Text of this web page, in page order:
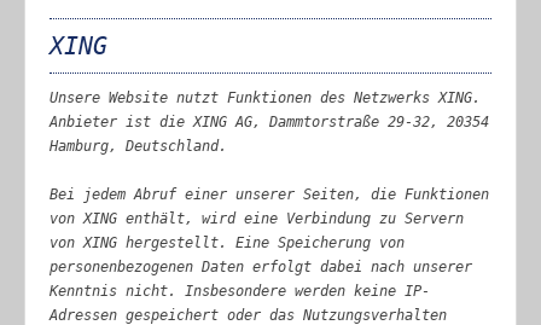
XING
Unsere Website nutzt Funktionen des Netzwerks XING.
Anbieter ist die XING AG, Dammtorstraße 29-32, 20354
Hamburg, Deutschland.
Bei jedem Abruf einer unserer Seiten, die Funktionen
von XING enthält, wird eine Verbindung zu Servern
von XING hergestellt. Eine Speicherung von
personenbezogenen Daten erfolgt dabei nach unserer
Kenntnis nicht. Insbesondere werden keine IP-
Adressen gespeichert oder das Nutzungsverhalten